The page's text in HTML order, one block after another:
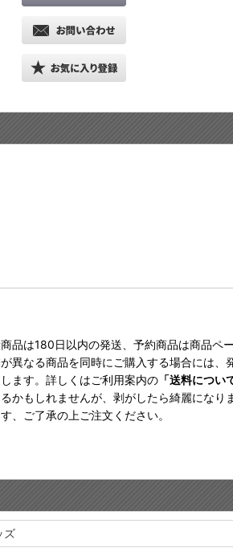
は180日以内の発送、予約商品は商品
なる商品を同時にご購入する場合には、
ます。詳しくはご利用案内の 「送料につい
かもしれませんが、剥がしたら綺麗になり
、ご了承の上ご注文ください。
ズ